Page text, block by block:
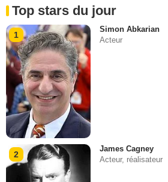
Top stars du jour
1
Simon Abkarian
Acteur
2
James Cagney
Acteur, réalisateur